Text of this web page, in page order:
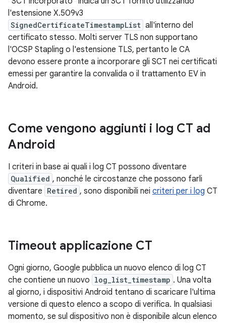
l'estensione X.509v3
SignedCertificateTimestampList all'interno del
certificato stesso. Molti server TLS non supportano
l'OCSP Stapling o l'estensione TLS, pertanto le CA
devono essere pronte a incorporare gli SCT nei certificati
emessi per garantire la convalida o il trattamento EV in
Android.
Come vengono aggiunti i log CT ad
Android
I criteri in base ai quali i log CT possono diventare
Qualified , nonché le circostanze che possono farli
diventare Retired , sono disponibili nei criteri per i log CT
di Chrome.
Timeout applicazione CT
Ogni giorno, Google pubblica un nuovo elenco di log CT
che contiene un nuovo log_list_timestamp . Una volta
al giorno, i dispositivi Android tentano di scaricare l'ultima
versione di questo elenco a scopo di verifica. In qualsiasi
momento, se sul dispositivo non è disponibile alcun elenco